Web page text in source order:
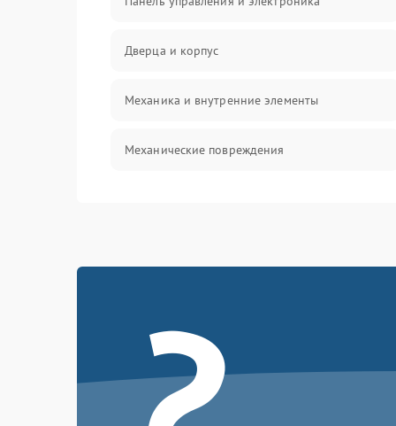
Дверца и корпус
Механика и внутренние элементы
Механические повреждения